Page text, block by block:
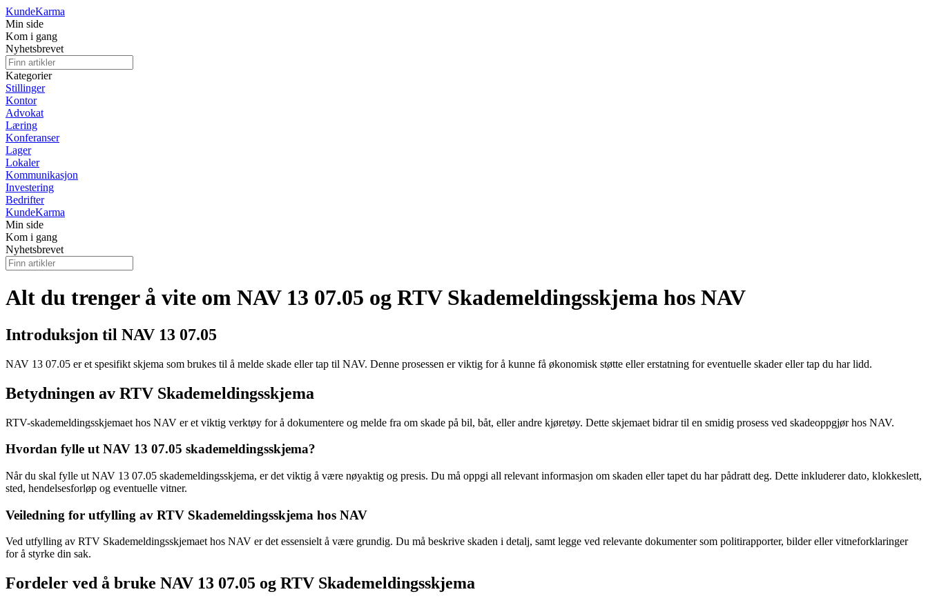
KundeKarma
Min side
Kom i gang
Nyhetsbrevet
Kategorier
Stillinger
Kontor
Advokat
Læring
Konferanser
Lager
Lokaler
Kommunikasjon
Investering
Bedrifter
KundeKarma
Min side
Kom i gang
Nyhetsbrevet
Alt du trenger å vite om NAV 13 07.05 og RTV Skademeldingsskjema hos NAV
Introduksjon til NAV 13 07.05
NAV 13 07.05 er et spesifikt skjema som brukes til å melde skade eller tap til NAV. Denne prosessen er viktig for å kunne få økonomisk støtte eller erstatning for eventuelle skader eller tap du har lidd.
Betydningen av RTV Skademeldingsskjema
RTV-skademeldingsskjemaet hos NAV er et viktig verktøy for å dokumentere og melde fra om skade på bil, båt, eller andre kjøretøy. Dette skjemaet bidrar til en smidig prosess ved skadeoppgjør hos NAV.
Hvordan fylle ut NAV 13 07.05 skademeldingsskjema?
Når du skal fylle ut NAV 13 07.05 skademeldingsskjema, er det viktig å være nøyaktig og presis. Du må oppgi all relevant informasjon om skaden eller tapet du har pådratt deg. Dette inkluderer dato, klokkeslett,
sted, hendelsesforløp og eventuelle vitner.
Veiledning for utfylling av RTV Skademeldingsskjema hos NAV
Ved utfylling av RTV Skademeldingsskjemaet hos NAV er det essensielt å være grundig. Du må beskrive skaden i detalj, samt legge ved relevante dokumenter som politirapporter, bilder eller vitneforklaringer
for å styrke din sak.
Fordeler ved å bruke NAV 13 07.05 og RTV Skademeldingsskjema